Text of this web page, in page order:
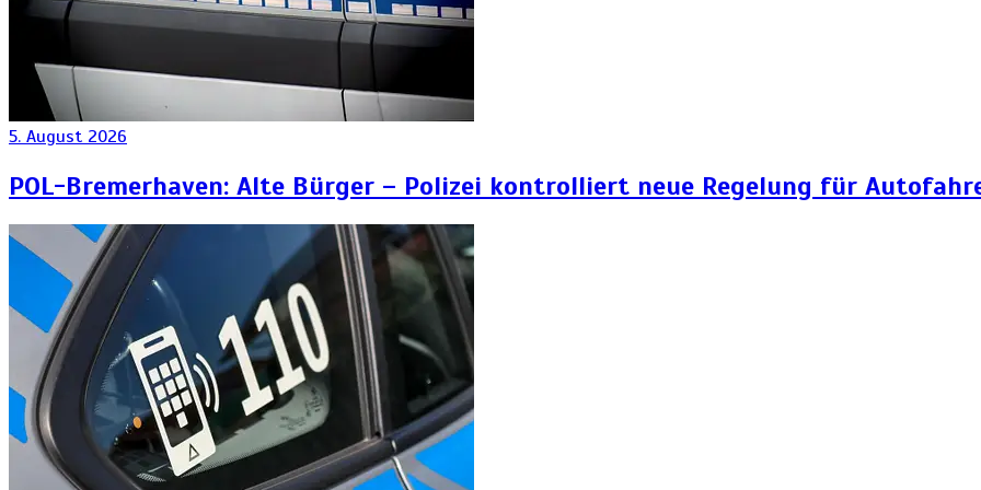
5. August 2026
POL-Bremerhaven: Alte Bürger – Polizei kontrolliert neue Regelung für